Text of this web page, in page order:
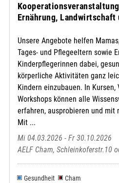
Ernährung, Landwirtschaft
Unsere Angebote helfen
Tages- und Pflegeeltern sowie
Kinderpflegerinnen dabei,
körperliche Aktivitäten ganz
Kindern einzubauen. In Kursen,
Workshops können alle
erfahren, ausprobieren und mit
Mit ...
Mi 04.03.2026 - Fr 30.10.2026
AELF Cham, Schleinkoferstr.10
Gesundheit
Cham